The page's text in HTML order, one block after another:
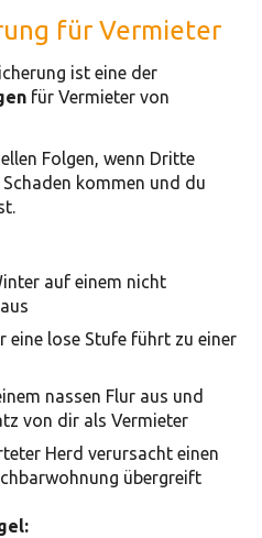
für Vermieter
ist eine der
für Vermieter von
Folgen, wenn Dritte
kommen und du
auf einem nicht
eine lose Stufe führt zu einer
nassen Flur aus und
von dir als Vermieter
Herd verursacht einen
übergreift